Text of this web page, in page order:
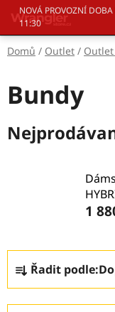
Přejít
obsah
NOVÁ PROVOZNÍ
11:30
Domů / Outlet /
Bundy
1
Ř
a
z
Řadit podle: